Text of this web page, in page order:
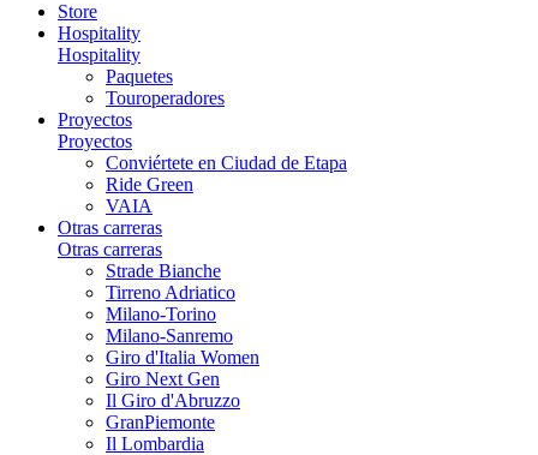
Store
Hospitality
Hospitality
Paquetes
Touroperadores
Proyectos
Proyectos
Conviértete en Ciudad de Etapa
Ride Green
VAIA
Otras carreras
Otras carreras
Strade Bianche
Tirreno Adriatico
Milano-Torino
Milano-Sanremo
Giro d'Italia Women
Giro Next Gen
Il Giro d'Abruzzo
GranPiemonte
Il Lombardia